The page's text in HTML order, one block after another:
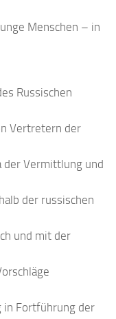
Menschen – in
Russischen
Vertretern der
der Vermittlung und
der russischen
und mit der
in Fortführung der